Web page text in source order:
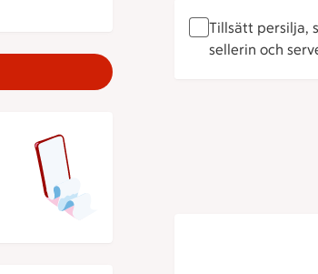
Tillsätt persilja,
sellerin och